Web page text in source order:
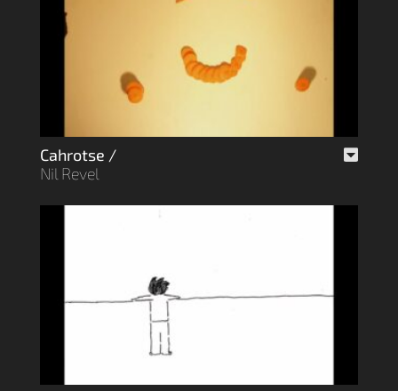
Cahrotse /
Nil Revel